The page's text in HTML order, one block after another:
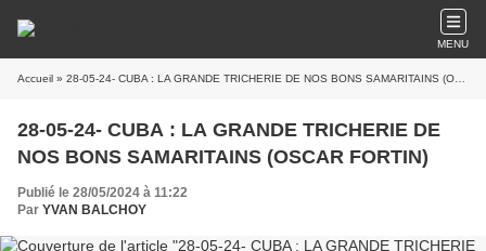
MENU
Accueil » 28-05-24- CUBA : LA GRANDE TRICHERIE DE NOS BONS SAMARITAINS (OSCAR FORTIN)
28-05-24- CUBA : LA GRANDE TRICHERIE DE
NOS BONS SAMARITAINS (OSCAR FORTIN)
Publié le 28/05/2024 à 11:22
Par YVAN BALCHOY